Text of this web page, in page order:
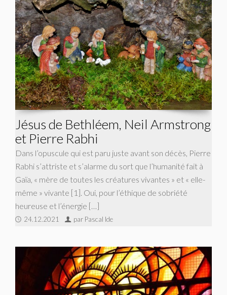
Jésus de Bethléem, Neil Armstrong
et Pierre Rabhi
Dans l’opuscule qui est paru juste avant son décès, Pierre
Rabhi s’attriste et s’alarme du sort que l’humanité fait à
Gaïa, « mère de toutes les créatures vivantes » et « elle-
même » vivante [1]. Oui, pour l’éthique de sobriété
heureuse et l’énergie […]
24.12.2021 par Pascal Ide